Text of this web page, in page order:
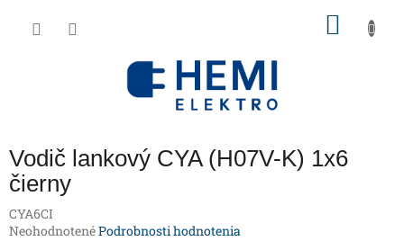
Vodič lankový CYA (H07V-K) 1x6
čierny
CYA6CI
Priemerné
NeohodnotenéPodrobnosti hodnotenia